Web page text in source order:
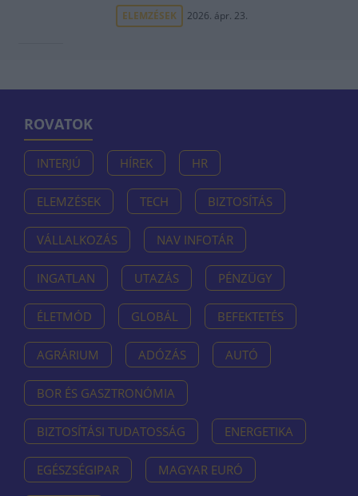
ELEMZÉSEK 2026. ápr. 23.
ROVATOK
INTERJÚ HÍREK HR
ELEMZÉSEK TECH BIZTOSÍTÁS
VÁLLALKOZÁS NAV INFOTÁR
INGATLAN UTAZÁS PÉNZÜGY
ÉLETMÓD GLOBÁL BEFEKTETÉS
AGRÁRIUM ADÓZÁS AUTÓ
BOR ÉS GASZTRONÓMIA
BIZTOSÍTÁSI TUDATOSSÁG ENERGETIKA
EGÉSZSÉGIPAR MAGYAR EURÓ